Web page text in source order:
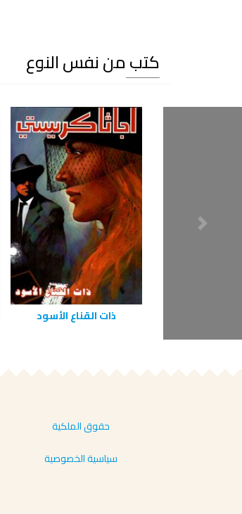
كتب من نفس النوع
ذات القناع الأسود
حقوق الملكية
سياسية الخصوصية